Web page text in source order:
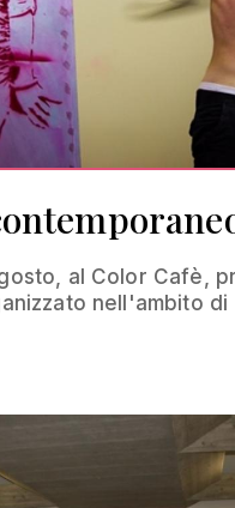
al Color Cafè,
nell'ambito di